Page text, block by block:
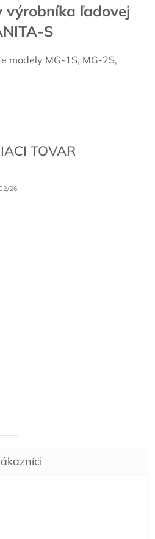
TOVAR
26
výrobníka ľadovej
S
modely MG-1S, MG-2S,
je 5 z 5 hviezdičiek.